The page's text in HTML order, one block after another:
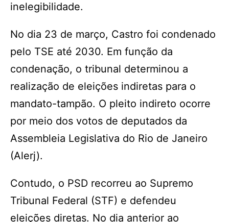
inelegibilidade.
No dia 23 de março, Castro foi condenado
pelo TSE até 2030. Em função da
condenação, o tribunal determinou a
realização de eleições indiretas para o
mandato-tampão. O pleito indireto ocorre
por meio dos votos de deputados da
Assembleia Legislativa do Rio de Janeiro
(Alerj).
Contudo, o PSD recorreu ao Supremo
Tribunal Federal (STF) e defendeu
eleições diretas. No dia anterior ao